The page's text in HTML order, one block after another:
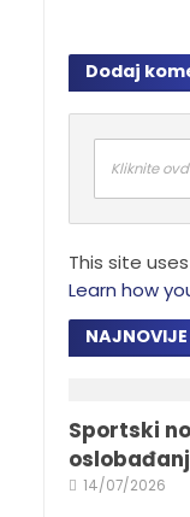
Dodaj
Kliknite
This site
Learn how
NAJNOVIJE
Sportski
14/07/2026